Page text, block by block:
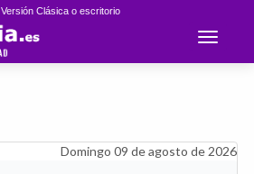
Clásica o escritorio
Toggle
Domingo 09 de agosto de 2026